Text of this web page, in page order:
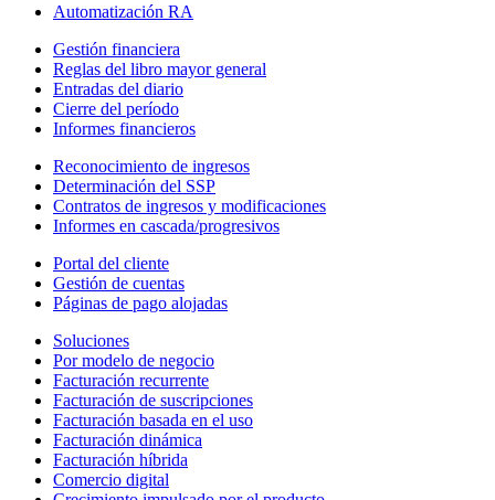
Automatización RA
Gestión financiera
Reglas del libro mayor general
Entradas del diario
Cierre del período
Informes financieros
Reconocimiento de ingresos
Determinación del SSP
Contratos de ingresos y modificaciones
Informes en cascada/progresivos
Portal del cliente
Gestión de cuentas
Páginas de pago alojadas
Soluciones
Por modelo de negocio
Facturación recurrente
Facturación de suscripciones
Facturación basada en el uso
Facturación dinámica
Facturación híbrida
Comercio digital